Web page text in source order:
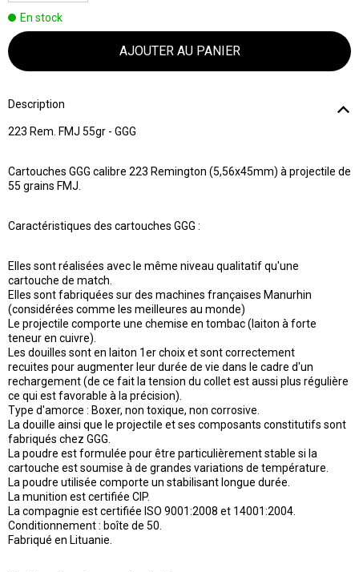
En stock
Description
223 Rem. FMJ 55gr - GGG
Cartouches GGG calibre 223 Remington (5,56x45mm) à projectile de
55 grains FMJ.
Caractéristiques des cartouches GGG :
Elles sont réalisées avec le même niveau qualitatif qu'une
cartouche de match.
Elles sont fabriquées sur des machines françaises Manurhin
(considérées comme les meilleures au monde)
Le projectile comporte une chemise en tombac (laiton à forte
teneur en cuivre).
Les douilles sont en laiton 1er choix et sont correctement
recuites pour augmenter leur durée de vie dans le cadre d'un
rechargement (de ce fait la tension du collet est aussi plus régulière
ce qui est favorable à la précision).
Type d'amorce : Boxer, non toxique, non corrosive.
La douille ainsi que le projectile et ses composants constitutifs sont
fabriqués chez GGG.
La poudre est formulée pour être particulièrement stable si la
cartouche est soumise à de grandes variations de température.
La poudre utilisée comporte un stabilisant longue durée.
La munition est certifiée CIP.
La compagnie est certifiée ISO 9001:2008 et 14001:2004.
Conditionnement : boîte de 50.
Fabriqué en Lituanie.